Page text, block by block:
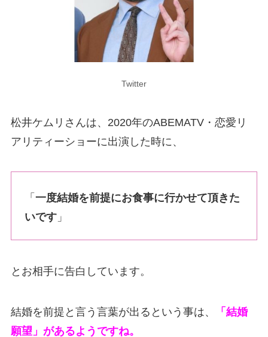
Twitter
松井ケムリさんは、 2020年のABEMATV・恋愛リ
アリティーショーに出演した時に、
「一度結婚を前提にお食事に行かせて頂きた
いです 」
とお相手に告白しています。
結婚を前提と言う言葉が出るという事は、
「結婚
願望」があるようですね。